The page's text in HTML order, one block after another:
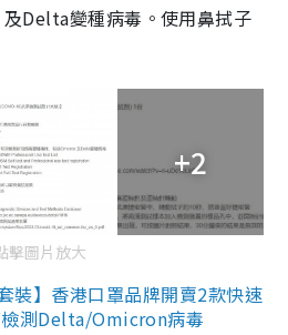
Delta變種病毒。使用鼻拭子
+2
擊圖片放大
裝】香港口罩品牌開賣2款快速
測Delta/Omicron病毒